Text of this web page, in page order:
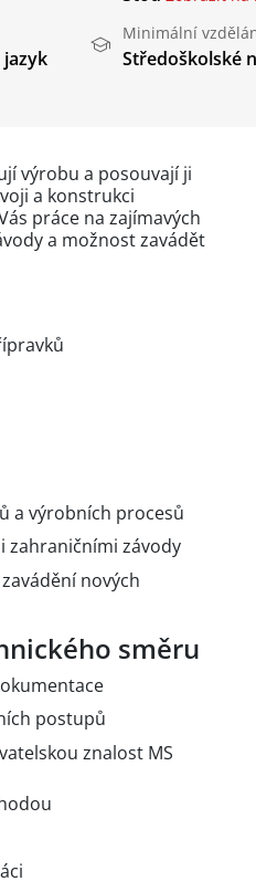
jazyk
Minimální
Středoškolské
výrobu a posouvají ji
a konstrukci
práce na zajímavých
a možnost zavádět
a výrobních procesů
zahraničními závody
nových
směru
postupů
znalost MS